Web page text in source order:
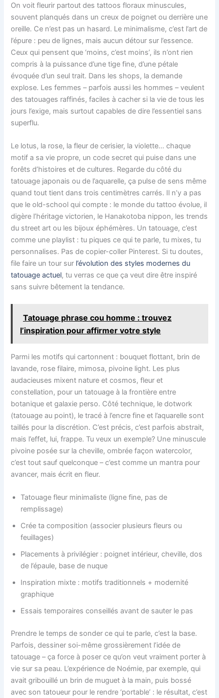
On voit fleurir partout des tattoos floraux minuscules,
souvent planqués dans un creux de poignet ou derrière une
oreille. Ce n’est pas un hasard. Le minimalisme, c’est l’art de
l’épure : peu de lignes, mais aucun détour sur l’essence.
Ceux qui pensent que ‘moins, c’est moins’, ils n’ont rien
compris à la puissance d’une tige fine, d’une pétale
évoquée d’un seul trait. Dans les shops, la demande
explose. Les femmes – parfois aussi les hommes – veulent
des tatouages raffinés, faciles à cacher si la vie de tous les
jours l’exige, mais surtout capables de dire l’essentiel sans
superflu.
Le lotus, la rose, la fleur de cerisier, la violette… chaque
motif a sa vie propre, un code secret qui puise dans une
forêts d’histoires et de cultures. Regarde du côté du
tatouage japonais ou de l’aquarelle, ça pulse de sens même
quand tout tient dans trois centimètres carrés. Il n’y a pas
que le old-school qui compte : le monde du tattoo évolue, il
digère l’héritage victorien, le Hanakotoba nippon, les trends
du street art ou les bijoux éphémères. Un tatouage, c’est
comme une playlist : tu piques ce qui te parle, tu mixes, tu
personnalises. Pas de copier-coller Pinterest. Si tu doutes,
file faire un tour sur l’évolution des styles modernes du
tatouage actuel, tu verras ce que ça veut dire être inspiré
sans suivre bêtement la tendance.
Tatouage phrase cou homme : trouvez
l’inspiration pour affirmer votre style
Parmi les motifs qui cartonnent : bouquet flottant, brin de
lavande, rose filaire, mimosa, pivoine light. Les plus
audacieuses mixent nature et cosmos, fleur et
constellation, pour un tatouage à la frontière entre
botanique et galaxie perso. Côté technique, le dotwork
(tatouage au point), le tracé à l’encre fine et l’aquarelle sont
taillés pour la discrétion. C’est précis, c’est parfois abstrait,
mais l’effet, lui, frappe. Tu veux un exemple? Une minuscule
pivoine posée sur la cheville, ombrée façon watercolor,
c’est tout sauf quelconque – c’est comme un mantra pour
avancer, mais écrit en fleur.
Tatouage fleur minimaliste (ligne fine, pas de
remplissage)
Crée ta composition (associer plusieurs fleurs ou
feuillages)
Placements à privilégier : poignet intérieur, cheville, dos
de l’épaule, base de nuque
Inspiration mixte : motifs traditionnels + modernité
graphique
Essais temporaires conseillés avant de sauter le pas
Prendre le temps de sonder ce qui te parle, c’est la base.
Parfois, dessiner soi-même grossièrement l’idée de
tatouage – ça force à poser ce qu’on veut vraiment porter à
vie sur sa peau. L’expérience de Noémie, par exemple, qui
avait gribouillé un brin de muguet à la main, puis bossé
avec son tatoueur pour le rendre ‘portable’ : le résultat, c’est